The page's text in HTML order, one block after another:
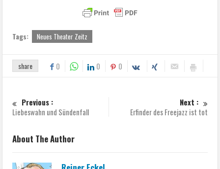
Tags: Neues Theater Zeitz
share 0 0 0
Previous :
Liebeswahn und Sündenfall
Next :
Erfinder des Freejazz ist tot
About The Author